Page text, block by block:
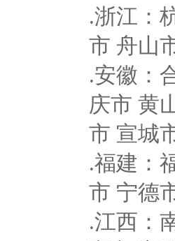
.浙江：
市 舟山
.安徽：
庆市 黄
市 宣城
.福建：
市 宁德
.江西：